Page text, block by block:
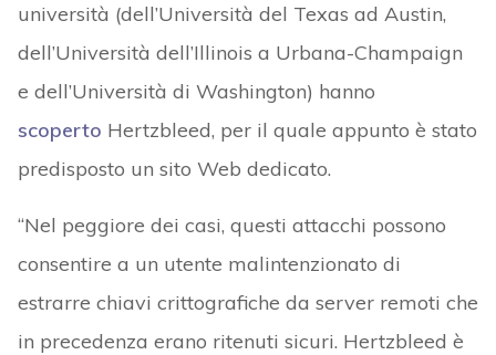
università (dell’Università del Texas ad Austin,
dell’Università dell’Illinois a Urbana-Champaign
e dell’Università di Washington) hanno
scoperto Hertzbleed, per il quale appunto è stato
predisposto un sito Web dedicato.
“Nel peggiore dei casi, questi attacchi possono
consentire a un utente malintenzionato di
estrarre chiavi crittografiche da server remoti che
in precedenza erano ritenuti sicuri. Hertzbleed è